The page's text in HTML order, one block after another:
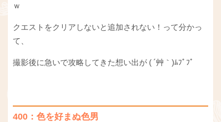
ｗ
クエストをクリアしないと追加されない！って分かっ
て、
撮影後に急いで攻略してきた想い出が ( ´艸｀)ﾑﾌﾟﾌﾟ
400：色を好まぬ色男